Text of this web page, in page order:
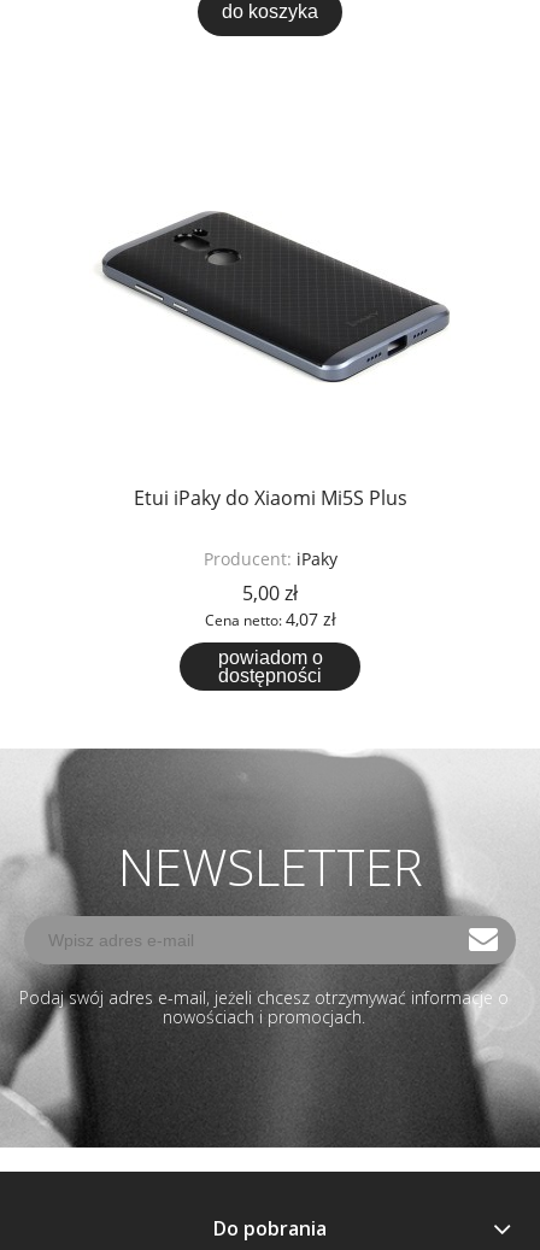
do koszyka
Etui iPaky do Xiaomi Mi5S Plus
Producent: iPaky
5,00 zł
Cena netto:4,07 zł
powiadom o
dostępności
NEWSLETTER
Podaj swój adres e-mail, jeżeli chcesz otrzymywać informacje o
nowościach i promocjach.
Do pobrania